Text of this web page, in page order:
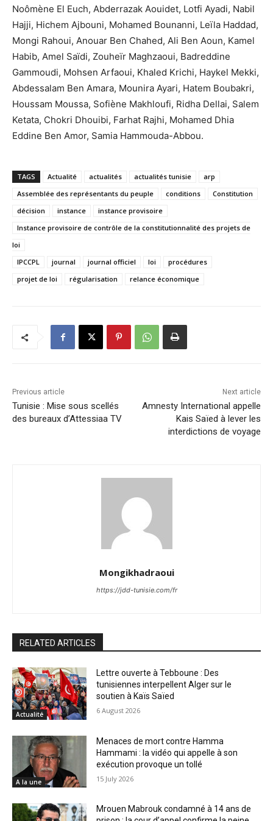
Noômène El Euch, Abderrazak Aouidet, Lotfi Ayadi, Nabil
Hajji, Hichem Ajbouni, Mohamed Bounanni, Leïla Haddad,
Mongi Rahoui, Anouar Ben Chahed, Ali Ben Aoun, Kamel
Habib, Amel Saïdi, Zouheïr Maghzaoui, Badreddine
Gammoudi, Mohsen Arfaoui, Khaled Krichi, Haykel Mekki,
Abdessalam Ben Amara, Mounira Ayari, Hatem Boubakri,
Houssam Moussa, Sofiène Makhloufi, Ridha Dellai, Salem
Ketata, Chokri Dhouibi, Farhat Rajhi, Mohamed Dhia
Eddine Ben Amor, Samia Hammouda-Abbou.
TAGS Actualité actualités actualités tunisie
arp
Assemblée des représentants du peuple
conditions
Constitution
décision
instance
instance provisoire
Instance provisoire de contrôle de la constitutionnalité des projets de
loi
IPCCPL
journal journal officiel loi
procédures
projet de loi
régularisation relance économique
Previous article
Tunisie : Mise sous scellés
des bureaux d’Attessiaa TV
Next article
Amnesty International appelle
Kais Saïed à lever les
interdictions de voyage
Mongikhadraoui
https://jdd-tunisie.com/fr
RELATED ARTICLES
Actualité
Lettre ouverte à Tebboune : Des
tunisiennes interpellent Alger sur le
soutien à Kaïs Saïed
6 August 2026
A la une
Menaces de mort contre Hamma
Hammami : la vidéo qui appelle à son
exécution provoque un tollé
15 July 2026
Mrouen Mabrouk condamné à 14 ans de